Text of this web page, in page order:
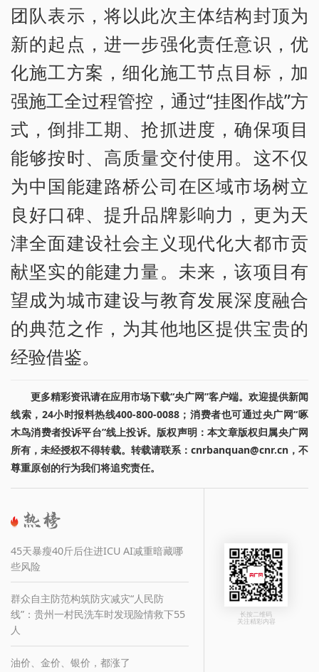
团队表示，将以此次主体结构封顶为
新的起点，进一步强化责任意识，优
化施工方案，细化施工节点目标，加
强施工全过程管控，通过“挂图作战”方
式，倒排工期、抢抓进度，确保项目
能够按时、高质量交付使用。这不仅
为中国能建路桥公司在区域市场树立
良好口碑、提升品牌影响力，更为天
津全面建设社会主义现代化大都市贡
献坚实的能建力量。未来，该项目有
望成为城市建设与教育发展深度融合
的典范之作，为其他地区提供宝贵的
经验借鉴。
更多精彩资讯请在应用市场下载“央广网”客户端。欢迎提供新闻
线索，24小时报料热线400-800-0088；消费者也可通过央广网“啄
木鸟消费者投诉平台”线上投诉。版权声明：本文章版权归属央广网
所有，未经授权不得转载。转载请联系：cnrbanquan@cnr.cn，不
尊重原创的行为我们将追究责任。
45天暴瘦40斤后住进ICU AI减重暗藏哪
些风险
群众自主防范构筑防灾减灾“人民防
线”：贵州一村民洗车时发现险情救下55
人
油价、金价、银价，都涨了
长按二维码
关注精彩内容